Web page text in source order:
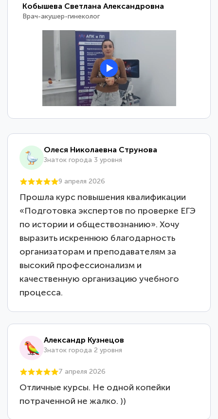
Кобышева Светлана Александровна
Врач-акушер-гинеколог
Олеся Николаевна Струнова
Знаток города 3 уровня
9 апреля 2026
Прошла курс повышения квалификации
«Подготовка экспертов по проверке ЕГЭ
по истории и обществознанию». Хочу
выразить искреннюю благодарность
организаторам и преподавателям за
высокий профессионализм и
качественную организацию учебного
процесса.
Александр Кузнецов
Знаток города 2 уровня
7 апреля 2026
Отличные курсы. Не одной копейки
потраченной не жалко. ))